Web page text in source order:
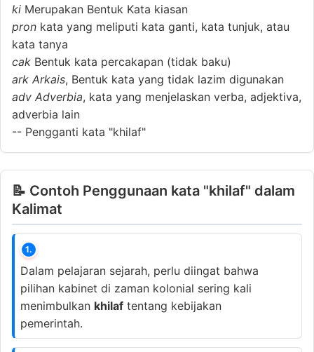
ki Merupakan Bentuk Kata kiasan
pron kata yang meliputi kata ganti, kata tunjuk, atau
kata tanya
cak Bentuk kata percakapan (tidak baku)
ark Arkais, Bentuk kata yang tidak lazim digunakan
adv Adverbia, kata yang menjelaskan verba, adjektiva,
adverbia lain
-- Pengganti kata "khilaf"
📝 Contoh Penggunaan kata "khilaf" dalam
Kalimat
1.
Dalam pelajaran sejarah, perlu diingat bahwa
pilihan kabinet di zaman kolonial sering kali
menimbulkan khilaf tentang kebijakan
pemerintah.